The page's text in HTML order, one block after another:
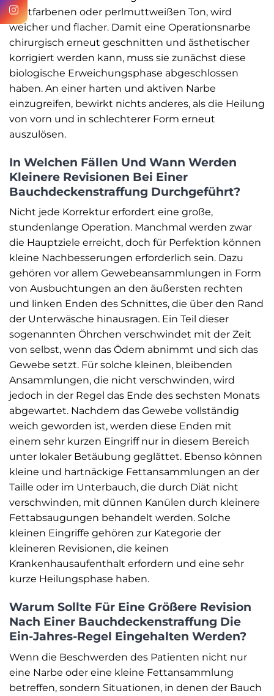
hautfarbenen oder perlmuttweißen Ton, wird
weicher und flacher. Damit eine Operationsnarbe
chirurgisch erneut geschnitten und ästhetischer
korrigiert werden kann, muss sie zunächst diese
biologische Erweichungsphase abgeschlossen
haben. An einer harten und aktiven Narbe
einzugreifen, bewirkt nichts anderes, als die Heilung
von vorn und in schlechterer Form erneut
auszulösen.
In Welchen Fällen Und Wann Werden
Kleinere Revisionen Bei Einer
Bauchdeckenstraffung Durchgeführt?
Nicht jede Korrektur erfordert eine große,
stundenlange Operation. Manchmal werden zwar
die Hauptziele erreicht, doch für Perfektion können
kleine Nachbesserungen erforderlich sein. Dazu
gehören vor allem Gewebeansammlungen in Form
von Ausbuchtungen an den äußersten rechten
und linken Enden des Schnittes, die über den Rand
der Unterwäsche hinausragen. Ein Teil dieser
sogenannten Öhrchen verschwindet mit der Zeit
von selbst, wenn das Ödem abnimmt und sich das
Gewebe setzt. Für solche kleinen, bleibenden
Ansammlungen, die nicht verschwinden, wird
jedoch in der Regel das Ende des sechsten Monats
abgewartet. Nachdem das Gewebe vollständig
weich geworden ist, werden diese Enden mit
einem sehr kurzen Eingriff nur in diesem Bereich
unter lokaler Betäubung geglättet. Ebenso können
kleine und hartnäckige Fettansammlungen an der
Taille oder im Unterbauch, die durch Diät nicht
verschwinden, mit dünnen Kanülen durch kleinere
Fettabsaugungen behandelt werden. Solche
kleinen Eingriffe gehören zur Kategorie der
kleineren Revisionen, die keinen
Krankenhausaufenthalt erfordern und eine sehr
kurze Heilungsphase haben.
Warum Sollte Für Eine Größere Revision
Nach Einer Bauchdeckenstraffung Die
Ein-Jahres-Regel Eingehalten Werden?
Wenn die Beschwerden des Patienten nicht nur
eine Narbe oder eine kleine Fettansammlung
betreffen, sondern Situationen, in denen der Bauch